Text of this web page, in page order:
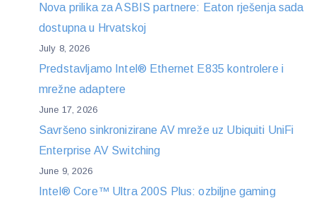
Nova prilika za ASBIS partnere: Eaton rješenja sada
dostupna u Hrvatskoj
July 8, 2026
Predstavljamo Intel® Ethernet E835 kontrolere i
mrežne adaptere
June 17, 2026
Savršeno sinkronizirane AV mreže uz Ubiquiti UniFi
Enterprise AV Switching
June 9, 2026
Intel® Core™ Ultra 200S Plus: ozbiljne gaming